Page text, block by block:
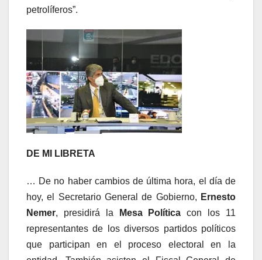
petrolíferos”.
DE MI LIBRETA
… De no haber cambios de última hora, el día de
hoy, el Secretario General de Gobierno, Ernesto
Nemer, presidirá la Mesa Política con los 11
representantes de los diversos partidos políticos
que participan en el proceso electoral en la